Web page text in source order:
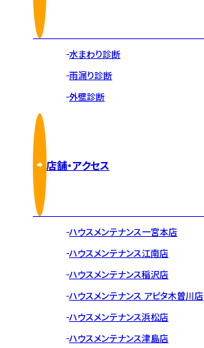
水まわり診断
雨漏り診断
外壁診断
店舗・アクセス
ハウスメンテナンス一宮本店
ハウスメンテナンス江南店
ハウスメンテナンス稲沢店
ハウスメンテナンス アピタ木曽川店
ハウスメンテナンス浜松店
ハウスメンテナンス津島店